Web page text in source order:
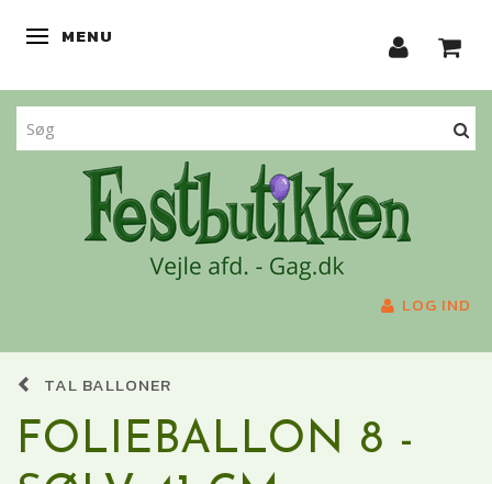
SKIFTE NAVIGATION
MENU
LOG IND
TAL BALLONER
FOLIEBALLON 8 -